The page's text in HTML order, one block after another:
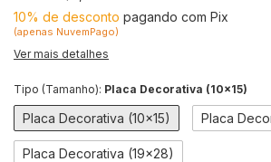
10% de desconto pagando com Pix
(apenas NuvemPago)
Ver mais detalhes
Tipo (Tamanho): Placa Decorativa (10x15)
Placa Decorativa (10x15) Placa
Placa Decorativa (19x28)